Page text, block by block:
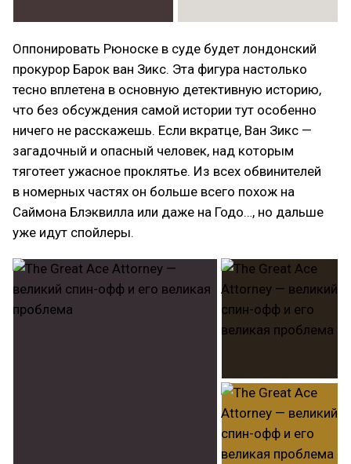
Оппонировать Рюноске в суде будет лондонский
прокурор Барок ван Зикс. Эта фигура настолько
тесно вплетена в основную детективную историю,
что без обсуждения самой истории тут особенно
ничего не расскажешь. Если вкратце, Ван Зикс —
загадочный и опасный человек, над которым
тяготеет ужасное проклятье. Из всех обвинителей
в номерных частях он больше всего похож на
Саймона Блэквилла или даже на Годо…, но дальше
уже идут спойлеры.